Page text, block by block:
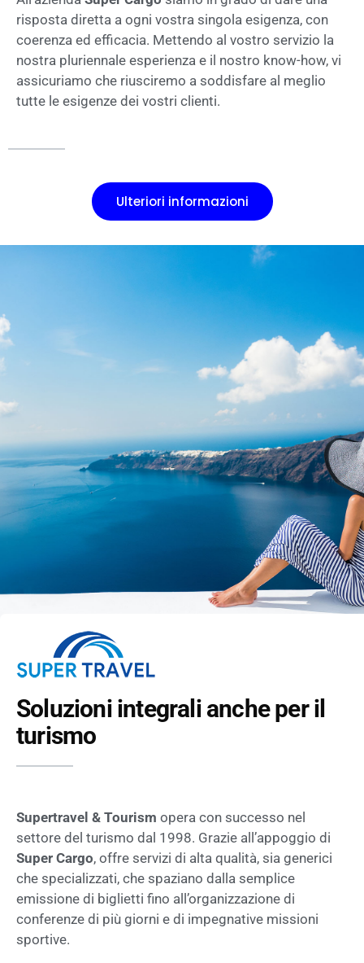
risposta diretta a ogni vostra singola esigenza, con
coerenza ed efficacia. Mettendo al vostro servizio la
nostra pluriennale esperienza e il nostro know-how, vi
assicuriamo che riusciremo a soddisfare al meglio
tutte le esigenze dei vostri clienti.
Ulteriori informazioni
Soluzioni integrali anche per il
turismo
Supertravel & Tourism opera con successo nel
settore del turismo dal 1998. Grazie all’appoggio di
Super Cargo, offre servizi di alta qualità, sia generici
che specializzati, che spaziano dalla semplice
emissione di biglietti fino all’organizzazione di
conferenze di più giorni e di impegnative missioni
sportive.